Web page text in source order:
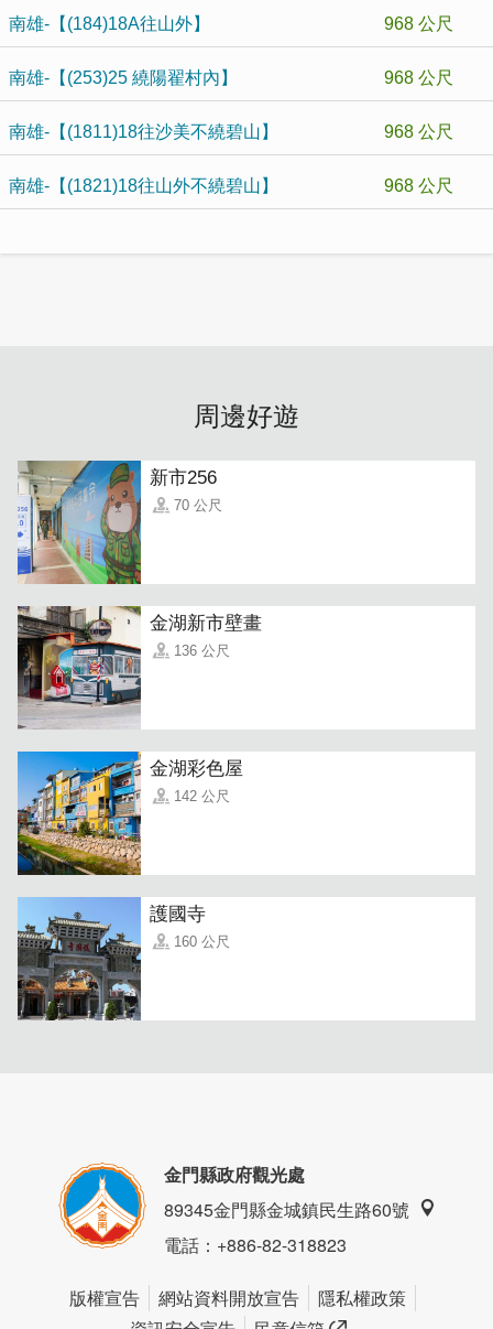
南雄-【(184)18A往山外】 968 公尺
南雄-【(253)25 繞陽翟村內】 968 公尺
南雄-【(1811)18往沙美不繞碧山】 968 公尺
南雄-【(1821)18往山外不繞碧山】 968 公尺
周邊好遊
新市256
70 公尺
金湖新市壁畫
136 公尺
金湖彩色屋
142 公尺
護國寺
160 公尺
金門縣政府觀光處
89345金門縣金城鎮民生路60號
電話：+886-82-318823
版權宣告 網站資料開放宣告
隱私權政策